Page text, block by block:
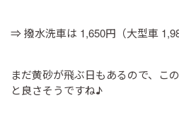
⇒ 撥水洗車は 1,650円（大型車
まだ黄砂が飛ぶ日もあるので、こ
と良さそうですね♪